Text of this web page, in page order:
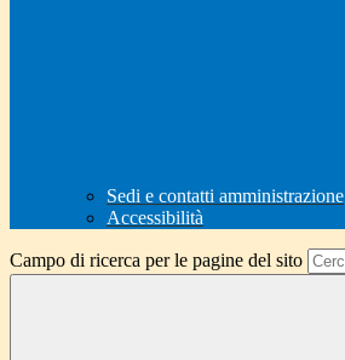
Sedi e contatti amministrazione
Accessibilità
Campo di ricerca per le pagine del sito